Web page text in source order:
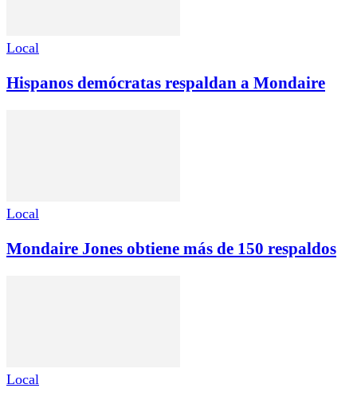
Local
Hispanos demócratas respaldan a Mondaire
Local
Mondaire Jones obtiene más de 150 respaldos
Local